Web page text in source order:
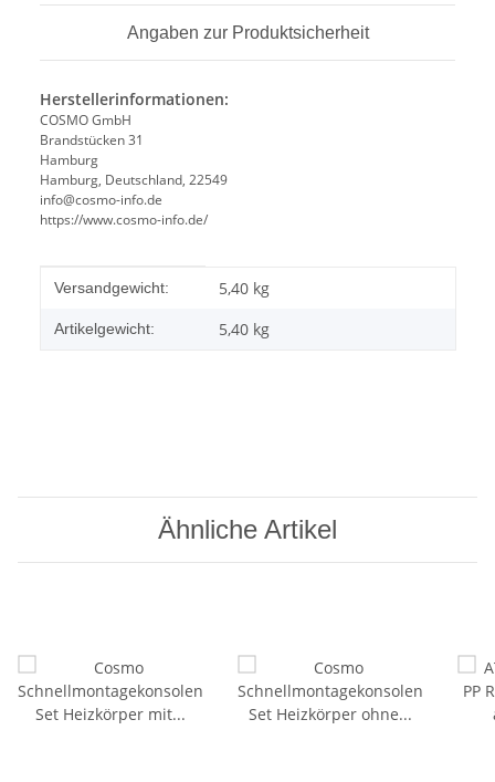
Angaben zur Produktsicherheit
Herstellerinformationen:
COSMO GmbH
Brandstücken 31
Hamburg
Hamburg, Deutschland, 22549
info@cosmo-info.de
https://www.cosmo-info.de/
Produkteigenschaft
Wert
Versandgewicht: 5,40 kg
Artikelgewicht: 5,40 kg
Ähnliche Artikel